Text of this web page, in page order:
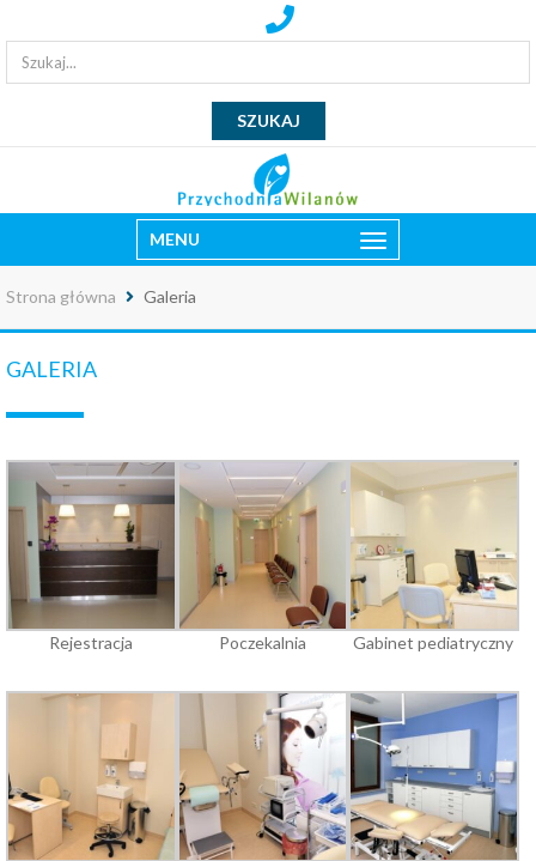
MENU
Strona główna Galeria
GALERIA
Rejestracja Poczekalnia Gabinet pediatryczny